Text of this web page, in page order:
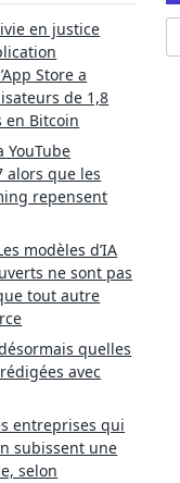
en justice
Store a
de 1,8
en Bitcoin
YouTube
alors que les
repensent
modèles d’IA
ne sont pas
tout autre
quelles
avec
entreprises qui
subissent une
selon